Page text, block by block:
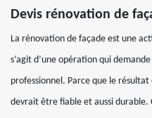
Devis rénovation de
La rénovation de façade est une
s’agit d’une opération qui
professionnel. Parce que le
devrait être fiable et aussi durable.